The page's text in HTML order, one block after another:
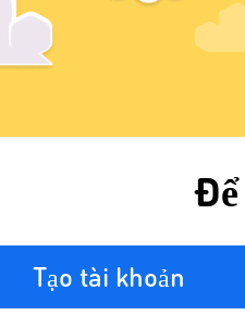
Tạo tài khoản